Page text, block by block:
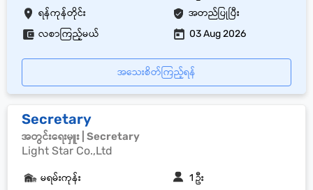
ရန်ကုန်တိုင်း အတည်ပြုပြီး
လစာကြည့်မယ် 03 Aug 2026
အသေးစိတ်ကြည့်ရန်
Secretary
အတွင်းရေးမှူး | Secretary
Light Star Co.,Ltd
မရမ်းကုန်း 1 ဦး